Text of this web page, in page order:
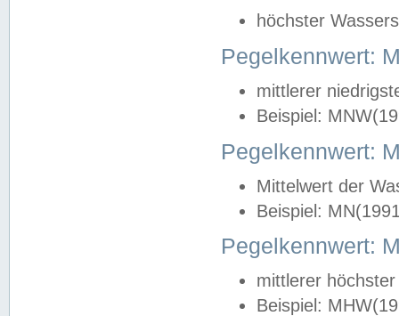
höchster
Pegelkennwert:
mittlerer
Beispiel:
Pegelkennwert:
Mittelwert der
Beispiel:
Pegelkennwert:
mittlerer
Beispiel: